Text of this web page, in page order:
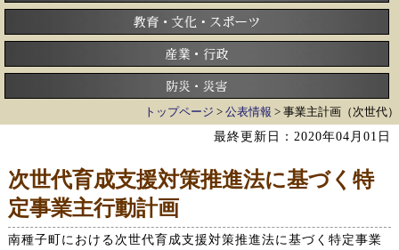
トップページ > 公表情報 > 事業主計画（次世代）
最終更新日：2020年04月01日
次世代育成支援対策推進法に基づく特
定事業主行動計画
南種子町における次世代育成支援対策推進法に基づく特定事業